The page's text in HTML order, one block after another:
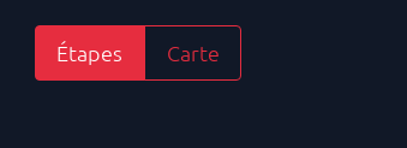
Étapes Carte